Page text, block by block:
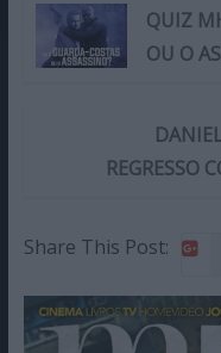
QUIZ
OU O
REGRESSO
Share This Post: